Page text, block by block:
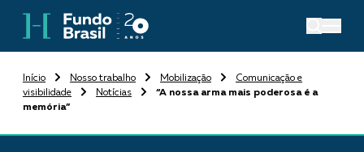
Início Nosso trabalho Mobilização
Comunicação e
visibilidade
Notícias
“A nossa arma mais poderosa é a
memória”